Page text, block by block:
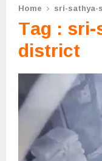
Home sri-
Tag :
district